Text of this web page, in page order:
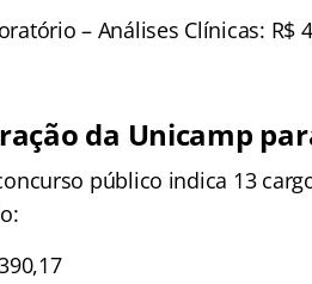
– Análises Clínicas: R$
da Unicamp
público indica 13